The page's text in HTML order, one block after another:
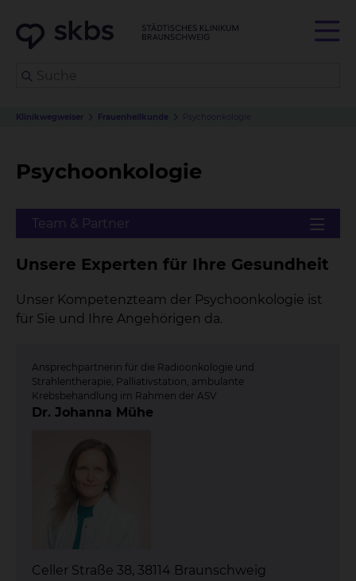
Klinikwegweiser Frauenheilkunde Psychoonkologie
Psychoonkologie
Unsere Experten für Ihre Gesundheit
Unser Kompetenzteam der Psychoonkologie ist
für Sie und Ihre Angehörigen da.
Ansprechpartnerin für die Radioonkologie und
Strahlentherapie, Palliativstation, ambulante
Krebsbehandlung im Rahmen der ASV
Dr. Johanna Mühe
Celler Straße 38, 38114 Braunschweig